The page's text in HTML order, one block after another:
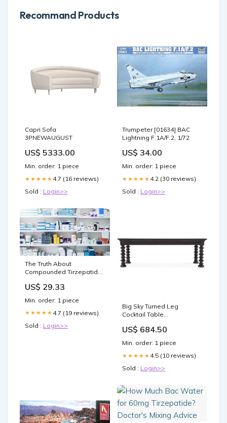
Recommand Products
Capri Sofa
3PNEWAUGUST
US$ 5333.00
Min. order: 1 piece
★★★★★ 4.7 (16 reviews)
Sold : Login>>
Trumpeter [01634] BAC
Lightning F.1A/F.2, 1/72
US$ 34.00
Min. order: 1 piece
★★★★★ 4.2 (30 reviews)
Sold : Login>>
The Truth About
Compounded Tirzepatide
Lasts and How to Store It
US$ 29.33
Min. order: 1 piece
★★★★★ 4.7 (19 reviews)
Sold : Login>>
Big Sky Turned Leg
Cocktail Table
US$ 684.50
Min. order: 1 piece
★★★★★ 4.5 (10 reviews)
Sold : Login>>